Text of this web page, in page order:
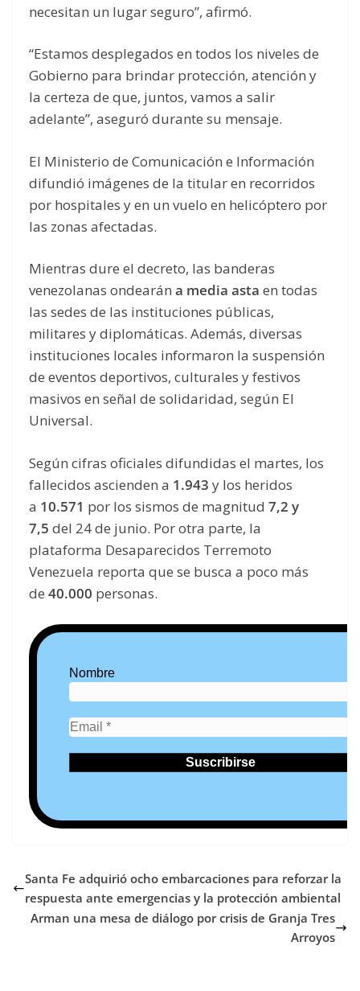
necesitan un lugar seguro”, afirmó.
“Estamos desplegados en todos los niveles de
Gobierno para brindar protección, atención y
la certeza de que, juntos, vamos a salir
adelante”, aseguró durante su mensaje.
El Ministerio de Comunicación e Información
difundió imágenes de la titular en recorridos
por hospitales y en un vuelo en helicóptero por
las zonas afectadas.
Mientras dure el decreto, las banderas
venezolanas ondearán a media asta en todas
las sedes de las instituciones públicas,
militares y diplomáticas. Además, diversas
instituciones locales informaron la suspensión
de eventos deportivos, culturales y festivos
masivos en señal de solidaridad, según El
Universal.
Según cifras oficiales difundidas el martes, los
fallecidos ascienden a 1.943 y los heridos
a 10.571 por los sismos de magnitud 7,2 y
7,5 del 24 de junio. Por otra parte, la
plataforma Desaparecidos Terremoto
Venezuela reporta que se busca a poco más
de 40.000 personas.
Nombre
Santa Fe adquirió ocho embarcaciones para reforzar la
respuesta ante emergencias y la protección ambiental
Arman una mesa de diálogo por crisis de Granja Tres
Arroyos